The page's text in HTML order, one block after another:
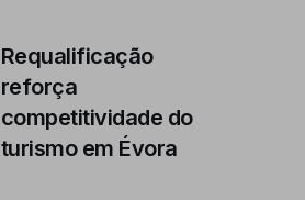
Requalificação
reforça
competitividade do
turismo em Évora